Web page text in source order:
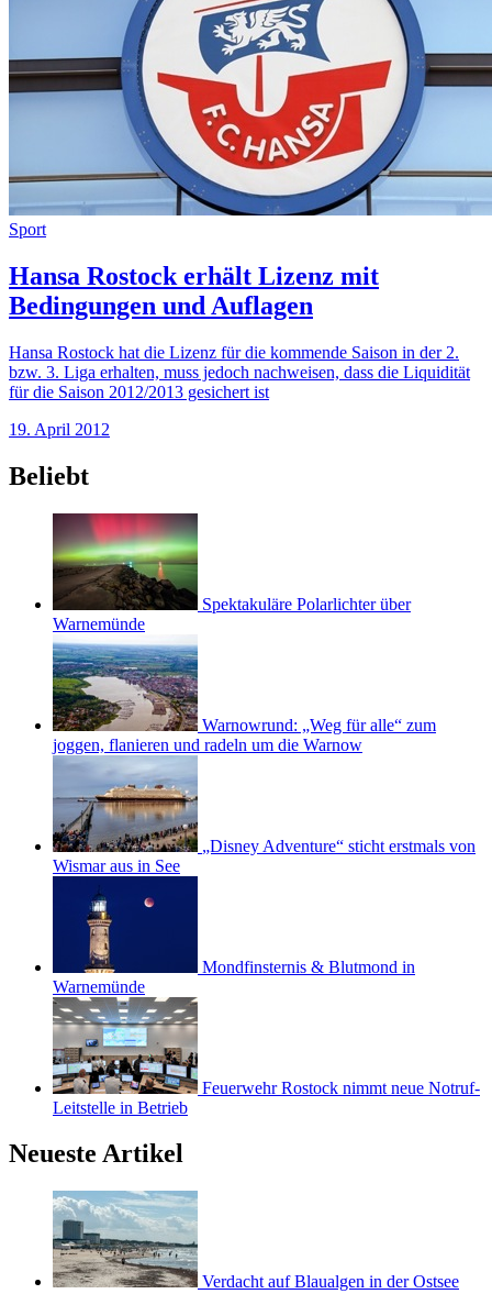
Sport
Hansa Rostock erhält Lizenz mit
Bedingungen und Auflagen
Hansa Rostock hat die Lizenz für die kommende Saison in der 2.
bzw. 3. Liga erhalten, muss jedoch nachweisen, dass die Liquidität
für die Saison 2012/2013 gesichert ist
19. April 2012
Beliebt
Spektakuläre Polarlichter über
Warnemünde
Warnowrund: „Weg für alle“ zum
joggen, flanieren und radeln um die Warnow
„Disney Adventure“ sticht erstmals von
Wismar aus in See
Mondfinsternis & Blutmond in
Warnemünde
Feuerwehr Rostock nimmt neue Notruf-
Leitstelle in Betrieb
Neueste Artikel
Verdacht auf Blaualgen in der Ostsee